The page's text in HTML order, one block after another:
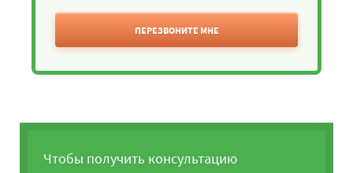
ПЕРЕЗВОНИТЕ МНЕ
Чтобы получить консультацию